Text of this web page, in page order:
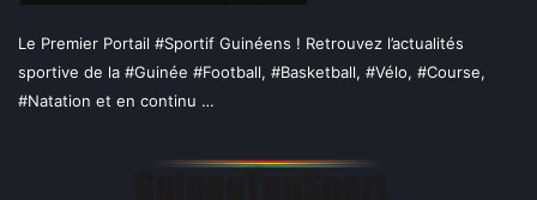
Le Premier Portail #Sportif Guinéens ! Retrouvez l’actualités
sportive de la #Guinée #Football, #Basketball, #Vélo, #Course,
#Natation et en continu …